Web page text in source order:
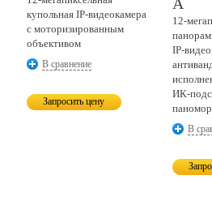
купольная IP-видеокамера
с моторизированным
объективом
В сравнение
Запросить цену
12-
IP-
ИК-
В